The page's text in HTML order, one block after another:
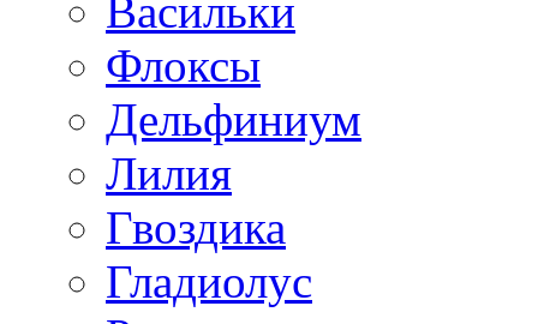
Васильки
Флоксы
Дельфиниум
Лилия
Гвоздика
Гладиолус